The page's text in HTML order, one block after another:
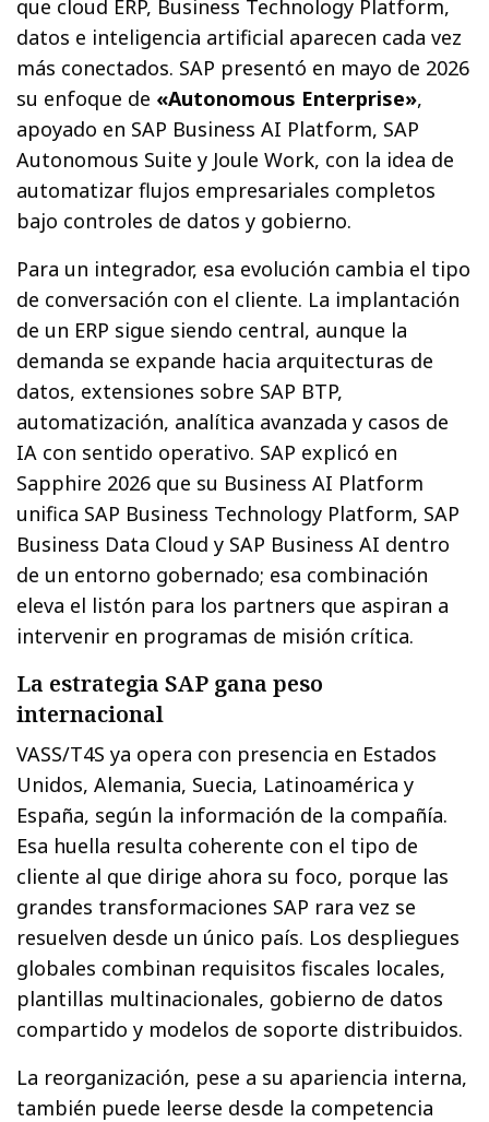
que cloud ERP, Business Technology Platform,
datos e inteligencia artificial aparecen cada vez
más conectados. SAP presentó en mayo de 2026
su enfoque de «Autonomous Enterprise»,
apoyado en SAP Business AI Platform, SAP
Autonomous Suite y Joule Work, con la idea de
automatizar flujos empresariales completos
bajo controles de datos y gobierno.
Para un integrador, esa evolución cambia el tipo
de conversación con el cliente. La implantación
de un ERP sigue siendo central, aunque la
demanda se expande hacia arquitecturas de
datos, extensiones sobre SAP BTP,
automatización, analítica avanzada y casos de
IA con sentido operativo. SAP explicó en
Sapphire 2026 que su Business AI Platform
unifica SAP Business Technology Platform, SAP
Business Data Cloud y SAP Business AI dentro
de un entorno gobernado; esa combinación
eleva el listón para los partners que aspiran a
intervenir en programas de misión crítica.
La estrategia SAP gana peso
internacional
VASS/T4S ya opera con presencia en Estados
Unidos, Alemania, Suecia, Latinoamérica y
España, según la información de la compañía.
Esa huella resulta coherente con el tipo de
cliente al que dirige ahora su foco, porque las
grandes transformaciones SAP rara vez se
resuelven desde un único país. Los despliegues
globales combinan requisitos fiscales locales,
plantillas multinacionales, gobierno de datos
compartido y modelos de soporte distribuidos.
La reorganización, pese a su apariencia interna,
también puede leerse desde la competencia